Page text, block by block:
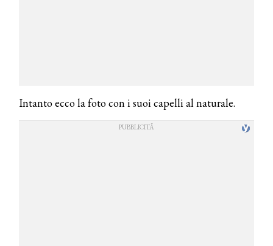
Intanto ecco la foto con i suoi capelli al naturale.